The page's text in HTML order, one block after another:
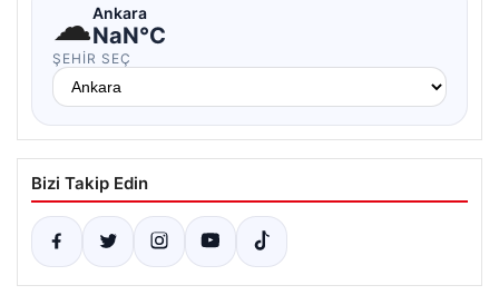
☁Ankara
NaN°C
ŞEHIR SEÇ
Bizi Takip Edin